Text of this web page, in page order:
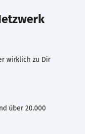
wirklich zu Dir
über 20.000